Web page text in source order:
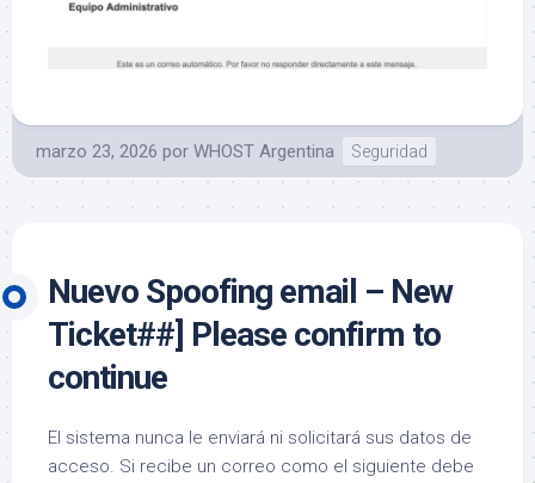
marzo 23, 2026 por WHOST Argentina Seguridad
Nuevo Spoofing email – New
Ticket##] Please confirm to
continue
El sistema nunca le enviará ni solicitará sus datos de
acceso. Si recibe un correo como el siguiente debe